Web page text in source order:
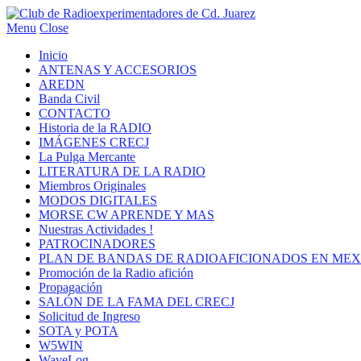
Menu Close
Inicio
ANTENAS Y ACCESORIOS
AREDN
Banda Civil
CONTACTO
Historia de la RADIO
IMÁGENES CRECJ
La Pulga Mercante
LITERATURA DE LA RADIO
Miembros Originales
MODOS DIGITALES
MORSE CW APRENDE Y MAS
Nuestras Actividades !
PATROCINADORES
PLAN DE BANDAS DE RADIOAFICIONADOS EN
Promoción de la Radio afición
Propagación
SALÓN DE LA FAMA DEL CRECJ
Solicitud de Ingreso
SOTA y POTA
W5WIN